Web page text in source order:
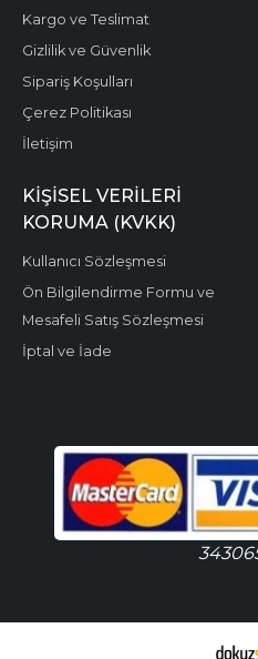
Kargo ve Teslimat
Gizlilik ve Güvenlik
Sipariş Koşulları
Çerez Politikası
İletişim
KIŞISEL VERILERI
KORUMA (KVKK)
Kullanıcı Sözleşmesi
Ön Bilgilendirme Formu ve
Mesafeli Satış Sözleşmesi
İptal ve İade